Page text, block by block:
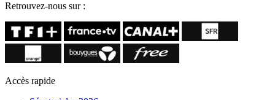
Retrouvez-nous sur :
Accès rapide